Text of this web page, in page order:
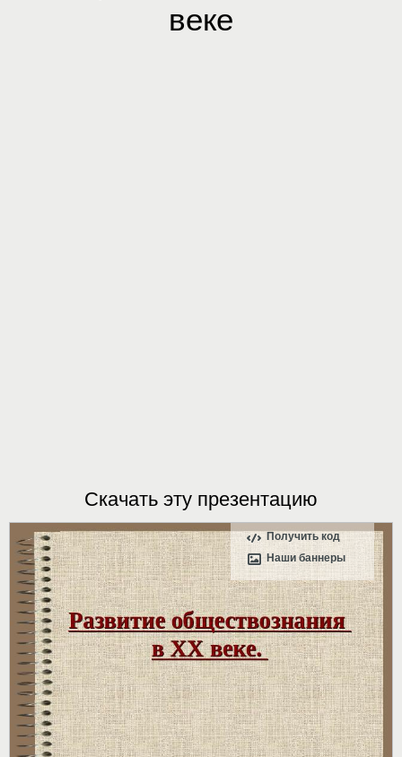
веке
Скачать эту презентацию
Получить код
Наши баннеры